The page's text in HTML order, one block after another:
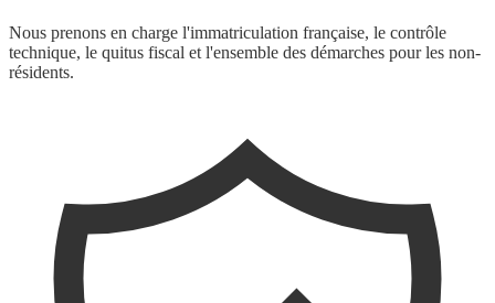
Nous prenons en charge l'immatriculation française, le contrôle
technique, le quitus fiscal et l'ensemble des démarches pour les non-
résidents.